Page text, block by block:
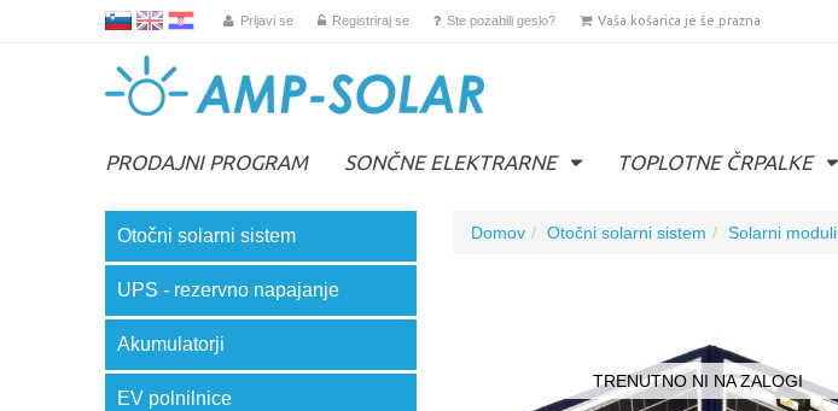
Prijavi se Registriraj se Ste pozabili geslo? Vaša košarica je še prazna
PRODAJNI PROGRAM SONČNE ELEKTRARNE TOPLOTNE ČRPALKE
Otočni solarni sistem
UPS - rezervno napajanje
Akumulatorji
EV polnilnice
Domov Otočni solarni sistem Solarni moduli
TRENUTNO NI NA ZALOGI